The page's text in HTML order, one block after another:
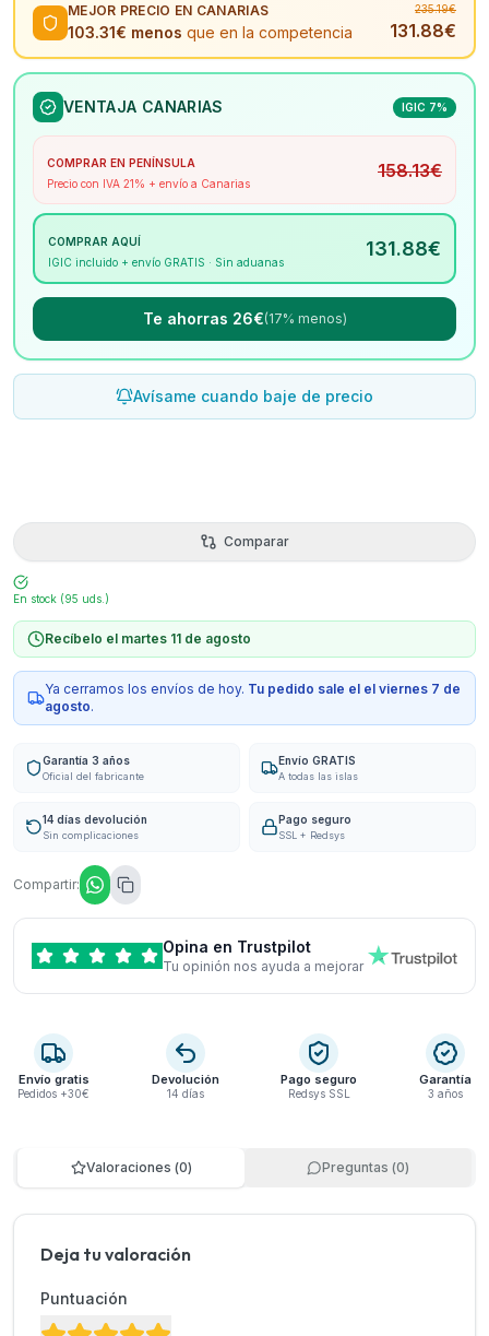
MEJOR PRECIO EN CANARIAS
103.31€ menos que en la competencia
235.19€
131.88€
VENTAJA CANARIAS IGIC 7%
COMPRAR EN PENÍNSULA
Precio con IVA 21% + envío a Canarias
158.13€
COMPRAR AQUÍ
IGIC incluido + envío GRATIS · Sin aduanas
131.88€
Te ahorras 26€(17% menos)
Avísame cuando baje de precio
Comparar
En stock (95 uds.)
Recíbelo el martes 11 de agosto
Ya cerramos los envíos de hoy. Tu pedido sale el el viernes 7 de
agosto.
Garantía 3 años
Oficial del fabricante
Envío GRATIS
A todas las islas
14 días devolución
Sin complicaciones
Pago seguro
SSL + Redsys
Compartir:
Opina en Trustpilot
Tu opinión nos ayuda a mejorar
Envío gratis
Pedidos +30€
Devolución
14 días
Pago seguro
Redsys SSL
Garantía
3 años
Valoraciones (0) Preguntas (0)
Deja tu valoración
Puntuación